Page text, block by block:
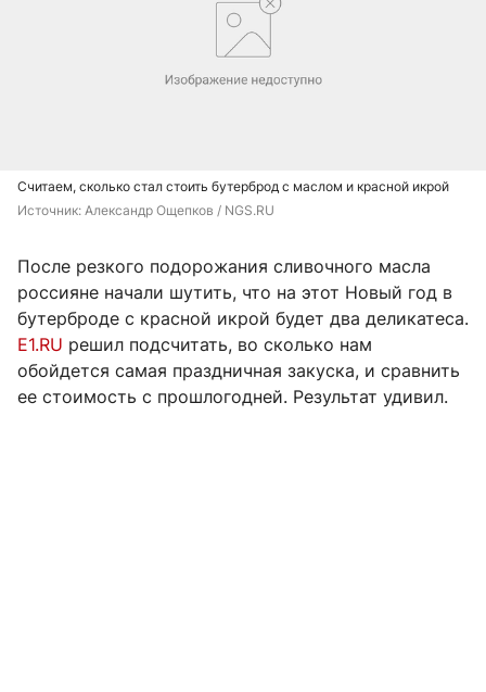
Считаем, сколько стал стоить бутерброд с маслом и красной икрой
Источник: Александр Ощепков / NGS.RU
После резкого подорожания сливочного масла
россияне начали шутить, что на этот Новый год в
бутерброде с красной икрой будет два деликатеса.
E1.RU решил подсчитать, во сколько нам
обойдется самая праздничная закуска, и сравнить
ее стоимость с прошлогодней. Результат удивил.